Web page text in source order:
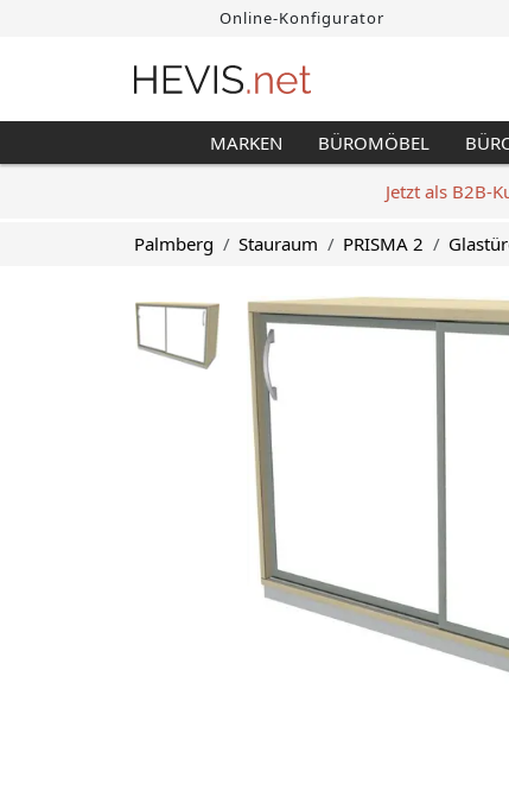
Online-Konfigurator
MARKEN BÜROMÖBEL
Jetzt als B2B-
Palmberg Stauraum PRISMA 2